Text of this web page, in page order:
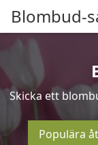
Blombud-
Skicka ett
Populära